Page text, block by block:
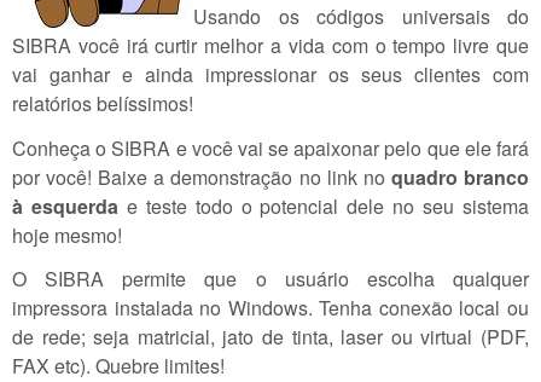
Usando os códigos universais do
SIBRA você irá curtir melhor a vida com o tempo livre que
vai ganhar e ainda impressionar os seus clientes com
relatórios belíssimos!
Conheça o SIBRA e você vai se apaixonar pelo que ele fará
por você! Baixe a demonstração no link no quadro branco
à esquerda e teste todo o potencial dele no seu sistema
hoje mesmo!
O SIBRA permite que o usuário escolha qualquer
impressora instalada no Windows. Tenha conexão local ou
de rede; seja matricial, jato de tinta, laser ou virtual (PDF,
FAX etc). Quebre limites!